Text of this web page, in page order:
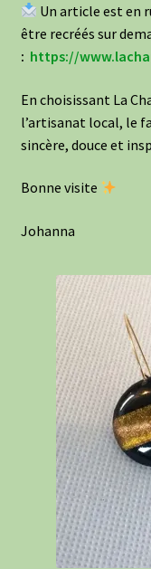
Un article est en
être recréés sur
: https://
En choisissant La
l’artisanat local, le
sincère, douce et
Bonne visite
Johanna